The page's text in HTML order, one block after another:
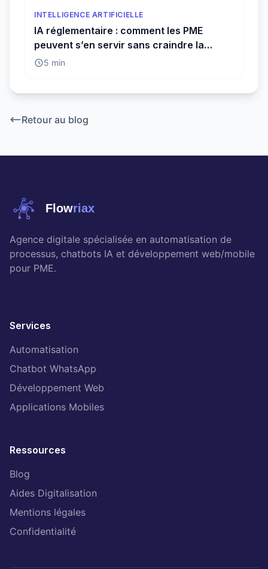
INTELLIGENCE ARTIFICIELLE
IA réglementaire : comment les PME
peuvent s’en servir sans craindre la
conformité
5 min
Retour au blog
Flowriax
Agence digitale spécialisée en automatisation de
processus, chatbots IA et développement web/mobile
pour PME.
Services
Automatisation
Chatbot WhatsApp
Développement Web
Applications Mobiles
Ressources
Blog
Aides Digitalisation
Mentions légales
Confidentialité